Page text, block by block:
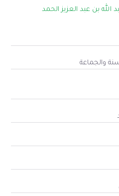
الله بن عبد العزيز الحمد
والجماعة